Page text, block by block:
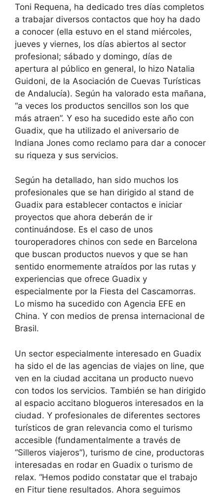
Toni Requena, ha dedicado tres días completos
a trabajar diversos contactos que hoy ha dado
a conocer (ella estuvo en el stand miércoles,
jueves y viernes, los días abiertos al sector
profesional; sábado y domingo, días de
apertura al público en general, lo hizo Natalia
Guidoni, de la Asociación de Cuevas Turísticas
de Andalucía). Según ha valorado esta mañana,
“a veces los productos sencillos son los que
más atraen”. Y eso ha sucedido este año con
Guadix, que ha utilizado el aniversario de
Indiana Jones como reclamo para dar a conocer
su riqueza y sus servicios.
Según ha detallado, han sido muchos los
profesionales que se han dirigido al stand de
Guadix para establecer contactos e iniciar
proyectos que ahora deberán de ir
continuándose. Es el caso de unos
touroperadores chinos con sede en Barcelona
que buscan productos nuevos y que se han
sentido enormemente atraídos por las rutas y
experiencias que ofrece Guadix y
especialmente por la Fiesta del Cascamorras.
Lo mismo ha sucedido con Agencia EFE en
China. Y con medios de prensa internacional de
Brasil.
Un sector especialmente interesado en Guadix
ha sido el de las agencias de viajes on line, que
ven en la ciudad accitana un producto nuevo
con todos los servicios. También se han dirigido
al espacio accitano blogueros interesados en la
ciudad. Y profesionales de diferentes sectores
turísticos de gran relevancia como el turismo
accesible (fundamentalmente a través de
“Silleros viajeros”), turismo de cine, productoras
interesadas en rodar en Guadix o turismo de
relax. “Hemos podido constatar que el trabajo
en Fitur tiene resultados. Ahora seguimos